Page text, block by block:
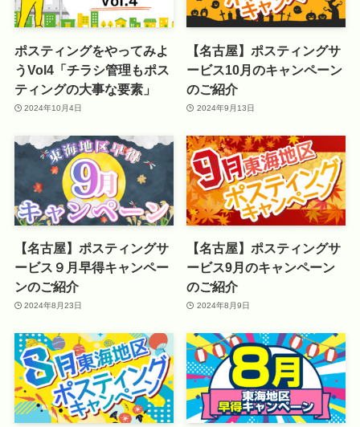
ポスティングをやってみよ
うVol4「チラシ管理もポス
ティングの大事な要素」
2024年10月4日
【名古屋】ポスティングサ
ービス10月のキャンペーン
のご紹介
2024年9月13日
【名古屋】ポスティングサ
ービス９月早得キャンペー
ンのご紹介
2024年8月23日
【名古屋】ポスティングサ
ービス9月のキャンペーン
のご紹介
2024年8月9日